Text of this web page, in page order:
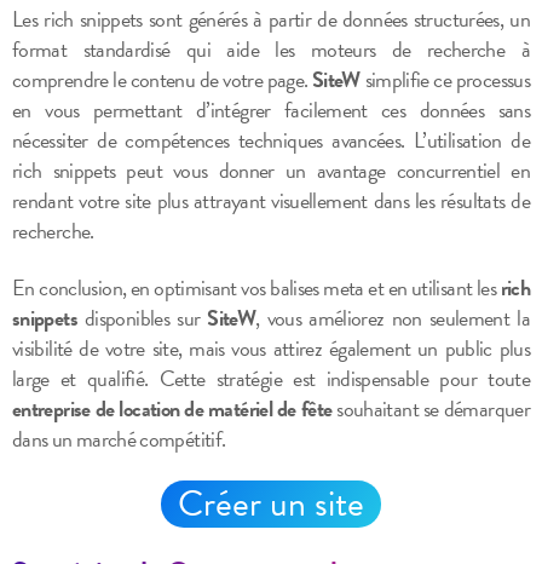
Les rich snippets sont générés à partir de données structurées, un
format standardisé qui aide les moteurs de recherche à
comprendre le contenu de votre page.SiteWsimplifie ce processus
en vous permettant d’intégrer facilement ces données sans
nécessiter de compétences techniques avancées. L’utilisation de
rich snippets peut vous donner un avantage concurrentiel en
rendant votre site plus attrayant visuellement dans les résultats de
recherche.
En conclusion, en optimisant vos balises meta et en utilisant lesrich
snippetsdisponibles sur SiteW, vous améliorez non seulement la
visibilité de votre site, mais vous attirez également un public plus
large et qualifié. Cette stratégie est indispensable pour toute
entreprise de location de matériel de fêtesouhaitant se démarquer
dans un marché compétitif.
Créer un site